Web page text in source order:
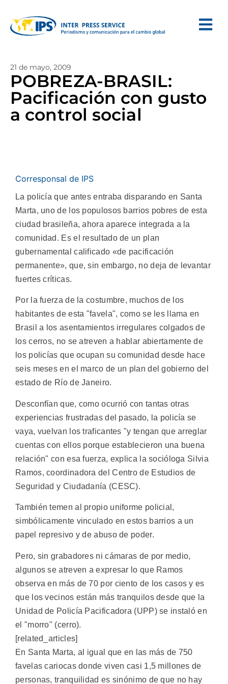
21 de mayo, 2009
POBREZA-BRASIL:
Pacificación con gusto
a control social
Corresponsal de IPS
La policía que antes entraba disparando en Santa
Marta, uno de los populosos barrios pobres de esta
ciudad brasileña, ahora aparece integrada a la
comunidad. Es el resultado de un plan
gubernamental calificado «de pacificación
permanente», que, sin embargo, no deja de levantar
fuertes críticas.
Por la fuerza de la costumbre, muchos de los
habitantes de esta "favela", como se les llama en
Brasil a los asentamientos irregulares colgados de
los cerros, no se atreven a hablar abiertamente de
los policías que ocupan su comunidad desde hace
seis meses en el marco de un plan del gobierno del
estado de Río de Janeiro.
Desconfían que, como ocurrió con tantas otras
experiencias frustradas del pasado, la policía se
vaya, vuelvan los traficantes "y tengan que arreglar
cuentas con ellos porque establecieron una buena
relación" con esa fuerza, explica la socióloga Silvia
Ramos, coordinadora del Centro de Estudios de
Seguridad y Ciudadanía (CESC).
También temen al propio uniforme policial,
simbólicamente vinculado en estos barrios a un
papel represivo y de abuso de poder.
Pero, sin grabadores ni cámaras de por medio,
algunos se atreven a expresar lo que Ramos
observa en más de 70 por ciento de los casos y es
que los vecinos están más tranquilos desde que la
Unidad de Policía Pacificadora (UPP) se instaló en
el "morro" (cerro).
[related_articles]
En Santa Marta, al igual que en las más de 750
favelas cariocas donde viven casi 1,5 millones de
personas, tranquilidad es sinónimo de que no hay